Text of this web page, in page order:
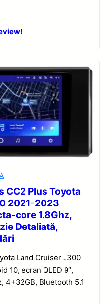
CC2 Plus Toyota
2021-2023
core 1.8Ghz,
Detaliată,
Land Cruiser J300
10, ecran QLED 9″,
4+32GB, Bluetooth 5.1